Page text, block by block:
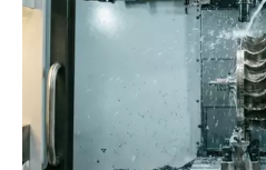
Mecanizado CNC suizo
Impresión 3D
Fundición de metales